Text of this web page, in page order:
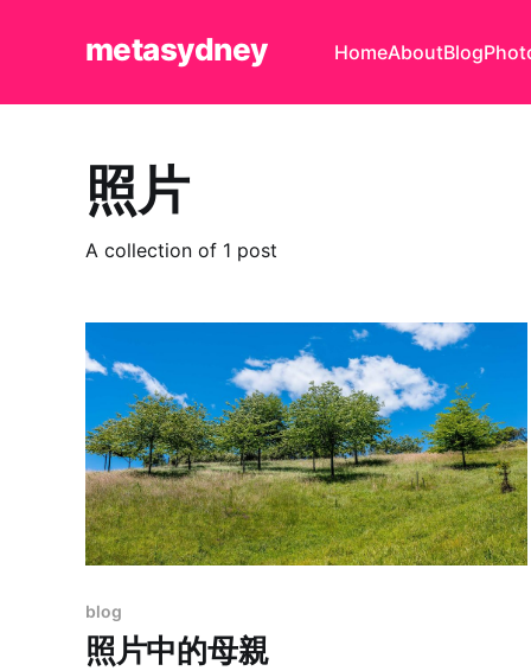
metasydney HomeAboutBlog
照片
A collection of 1 post
blog
照片中的母親